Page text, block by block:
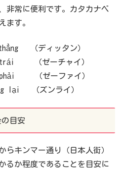
非常に便利です。カタカナベ
ます。
（ディッタン）
（ゼーチャイ）
（ゼーファイ）
lại （ズンライ）
の目安
らキンマー通り（日本人街）
るか程度であることを目安に